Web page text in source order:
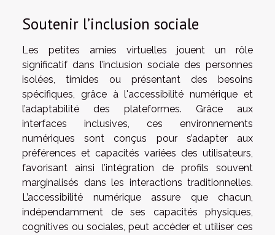
Soutenir l’inclusion sociale
Les petites amies virtuelles jouent un rôle
significatif dans l’inclusion sociale des personnes
isolées, timides ou présentant des besoins
spécifiques, grâce à l'accessibilité numérique et
l’adaptabilité des plateformes. Grâce aux
interfaces inclusives, ces environnements
numériques sont conçus pour s’adapter aux
préférences et capacités variées des utilisateurs,
favorisant ainsi l’intégration de profils souvent
marginalisés dans les interactions traditionnelles.
L’accessibilité numérique assure que chacun,
indépendamment de ses capacités physiques,
cognitives ou sociales, peut accéder et utiliser ces